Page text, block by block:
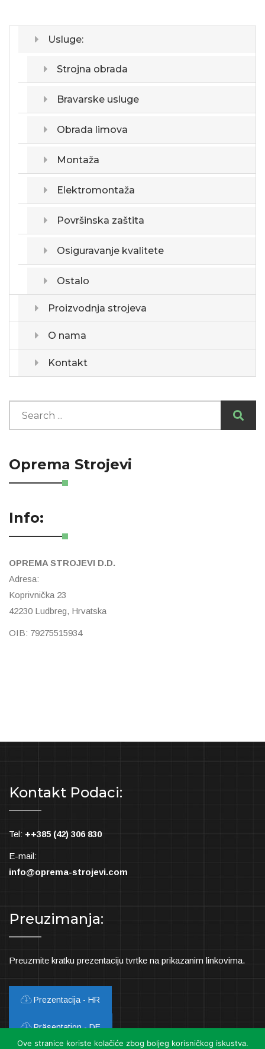
Usluge:
Strojna obrada
Bravarske usluge
Obrada limova
Montaža
Elektromontaža
Površinska zaštita
Osiguravanje kvalitete
Ostalo
Proizvodnja strojeva
O nama
Kontakt
Oprema Strojevi
Info:
OPREMA STROJEVI D.D.
Adresa:
Koprivnička 23
42230 Ludbreg, Hrvatska
OIB: 79275515934
Kontakt Podaci:
Tel: ++385 (42) 306 830
E-mail:
info@oprema-strojevi.com
Preuzimanja:
Preuzmite kratku prezentaciju tvrtke na prikazanim linkovima.
Prezentacija - HR
Präsentation - DE
Ove stranice koriste kolačiće zbog boljeg korisničkog iskustva.